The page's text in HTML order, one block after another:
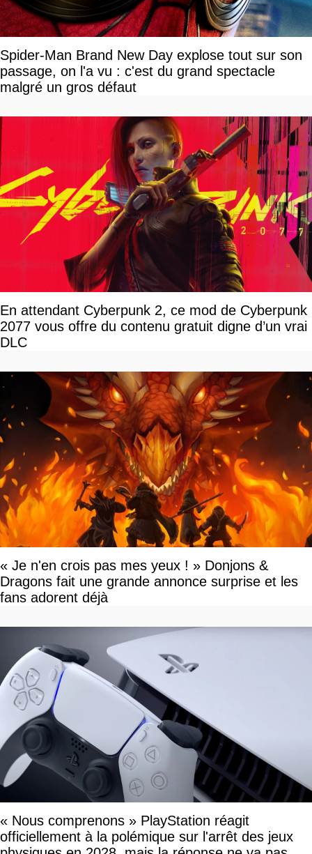
Spider-Man Brand New Day explose tout sur son
passage, on l'a vu : c'est du grand spectacle
malgré un gros défaut
En attendant Cyberpunk 2, ce mod de Cyberpunk
2077 vous offre du contenu gratuit digne d’un vrai
DLC
« Je n'en crois pas mes yeux ! » Donjons &
Dragons fait une grande annonce surprise et les
fans adorent déjà
« Nous comprenons » PlayStation réagit
officiellement à la polémique sur l'arrêt des jeux